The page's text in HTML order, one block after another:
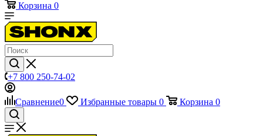
Корзина 0
+7 800 250-74-02
Сравнение0 Избранные товары 0 Корзина 0